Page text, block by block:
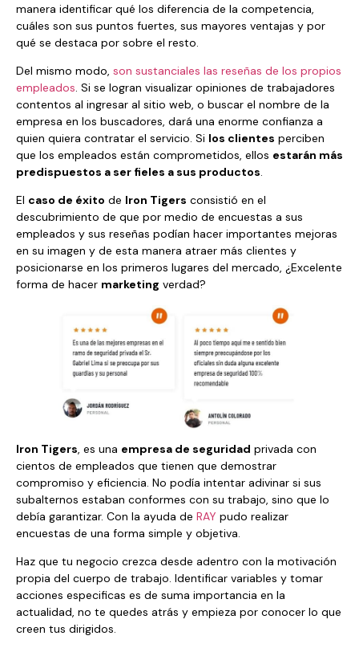
manera identificar qué los diferencia de la competencia,
cuáles son sus puntos fuertes, sus mayores ventajas y por
qué se destaca por sobre el resto.
Del mismo modo, son sustanciales las reseñas de los propios
empleados. Si se logran visualizar opiniones de trabajadores
contentos al ingresar al sitio web, o buscar el nombre de la
empresa en los buscadores, dará una enorme confianza a
quien quiera contratar el servicio. Si los clientes perciben
que los empleados están comprometidos, ellos estarán más
predispuestos a ser fieles a sus productos.
El caso de éxito de Iron Tigers consistió en el
descubrimiento de que por medio de encuestas a sus
empleados y sus reseñas podían hacer importantes mejoras
en su imagen y de esta manera atraer más clientes y
posicionarse en los primeros lugares del mercado, ¿Excelente
forma de hacer marketing verdad?
Iron Tigers, es una empresa de seguridad privada con
cientos de empleados que tienen que demostrar
compromiso y eficiencia. No podía intentar adivinar si sus
subalternos estaban conformes con su trabajo, sino que lo
debía garantizar. Con la ayuda de RAY pudo realizar
encuestas de una forma simple y objetiva.
Haz que tu negocio crezca desde adentro con la motivación
propia del cuerpo de trabajo. Identificar variables y tomar
acciones especificas es de suma importancia en la
actualidad, no te quedes atrás y empieza por conocer lo que
creen tus dirigidos.